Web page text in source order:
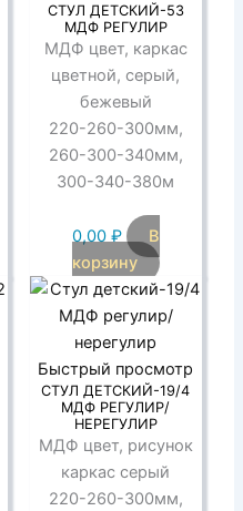
СТУЛ ДЕТСКИЙ-53
МДФ РЕГУЛИР
МДФ цвет, каркас
цветной, серый,
бежевый
220-260-300мм,
260-300-340мм,
300-340-380м
0,00 ₽
В
корзину
Быстрый просмотр
СТУЛ ДЕТСКИЙ-19/4
МДФ РЕГУЛИР/
НЕРЕГУЛИР
МДФ цвет, рисунок
каркас серый
220-260-300мм,